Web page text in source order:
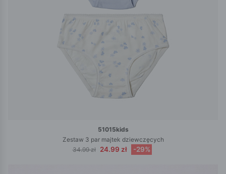
51015kids
Zestaw 3 par majtek dziewczęcych
34.99 zł
24.99 zł -29%